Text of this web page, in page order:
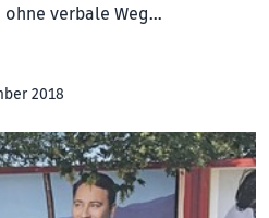
ohne verbale Weg…
2018